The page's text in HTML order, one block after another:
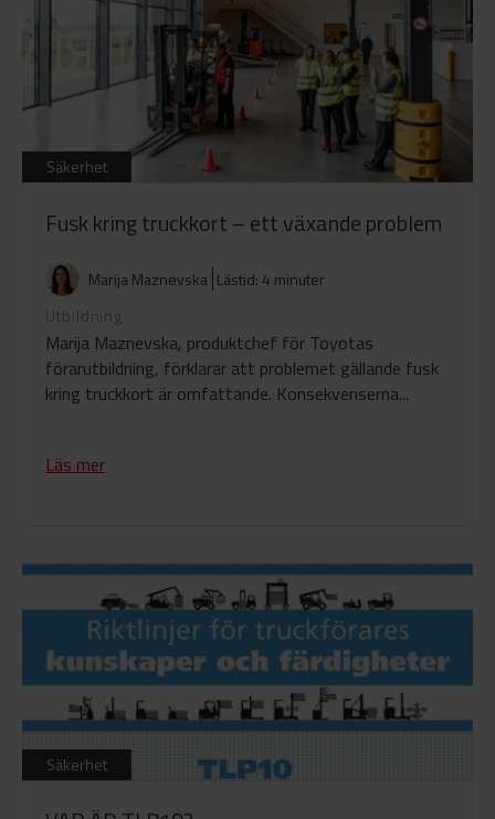
Säkerhet
Fusk kring truckkort – ett växande problem
Marija Maznevska Lästid: 4 minuter
Utbildning
Marija Maznevska, produktchef för Toyotas
förarutbildning, förklarar att problemet gällande fusk
kring truckkort är omfattande. Konsekvenserna...
Läs mer
Säkerhet